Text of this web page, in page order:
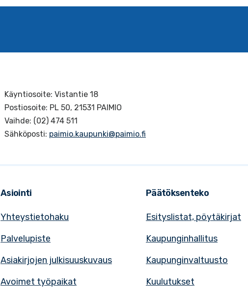
Käyntiosoite: Vistantie 18
Postiosoite: PL 50, 21531 PAIMIO
Vaihde: (02) 474 511
Sähköposti: paimio.kaupunki@paimio.fi
Asiointi
Yhteystietohaku
Palvelupiste
Asiakirjojen julkisuuskuvaus
Avoimet työpaikat
Päätöksenteko
Esityslistat, pöytäkirjat
Kaupunginhallitus
Kaupunginvaltuusto
Kuulutukset